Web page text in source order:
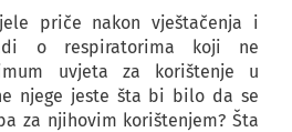
priče nakon vještačenja i
o respiratorima koji ne
uvjeta za korištenje u
njege jeste šta bi bilo da se
za njihovim korištenjem? Šta